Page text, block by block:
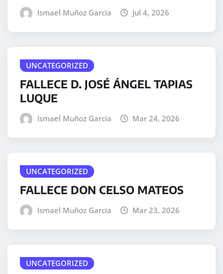
Ismael Muñoz Garcia Jul 4, 2026
UNCATEGORIZED
FALLECE D. JOSÉ ÁNGEL TAPIAS
LUQUE
Ismael Muñoz Garcia Mar 24, 2026
UNCATEGORIZED
FALLECE DON CELSO MATEOS
Ismael Muñoz Garcia Mar 23, 2026
UNCATEGORIZED